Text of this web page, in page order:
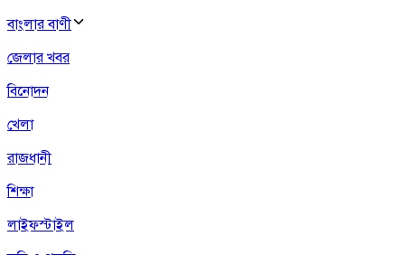
বাংলার বাণী
জেলার খবর
বিনোদন
খেলা
রাজধানী
শিক্ষা
লাইফস্টাইল